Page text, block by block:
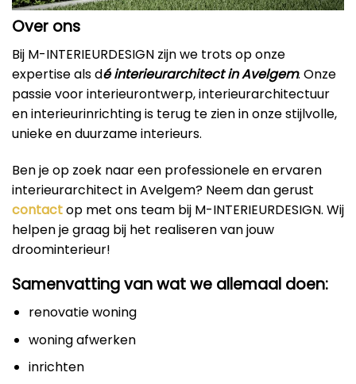
Over ons
Bij M-INTERIEURDESIGN zijn we trots op onze
expertise als dé interieurarchitect in Avelgem. Onze
passie voor interieurontwerp, interieurarchitectuur
en interieurinrichting is terug te zien in onze stijlvolle,
unieke en duurzame interieurs.
Ben je op zoek naar een professionele en ervaren
interieurarchitect in Avelgem? Neem dan gerust
contactop met ons team bij M-INTERIEURDESIGN. Wij
helpen je graag bij het realiseren van jouw
droominterieur!
Samenvatting van wat we allemaal doen:
renovatie woning
woning afwerken
inrichten